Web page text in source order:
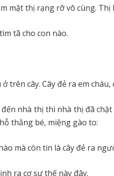
mặt thị rạng rỡ vô cùng.
tã cho con nào.
trên cây. Cây đẻ ra em
nhà thị thì nhà thị đã
thằng bé, miệng gào to:
mà còn tin là cây đẻ ra
ra cơ sự thế này đây.